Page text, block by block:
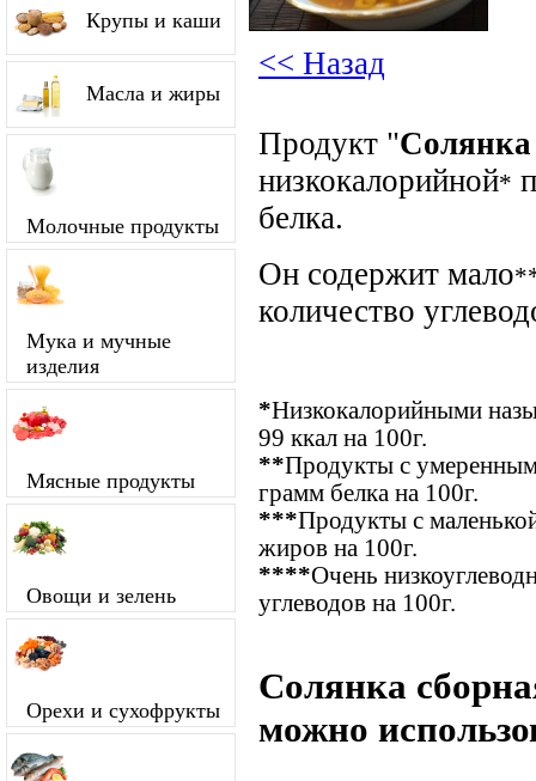
Крупы и каши
Масла и жиры
Молочные продукты
Мука и мучные
изделия
Мясные продукты
Овощи и зелень
Орехи и сухофрукты
<< Назад
Продукт "Солянка
низкокалорийной*
белка.
Он содержит мало
количество
*Низкокалорийными
99 ккал на 100г.
**Продукты с
грамм белка на 100г.
***Продукты с
жиров на 100г.
****Очень
углеводов на 100г.
Солянка
можно